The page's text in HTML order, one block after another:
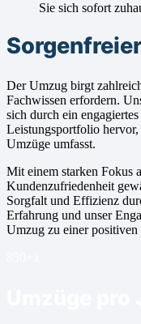
Sie sich sofort
Der Umzug birgt
Fachwissen erfordern.
sich durch ein
Leistungsportfolio
Umzüge umfasst.
Mit einem starken Fokus
Kundenzufriedenheit
Sorgfalt und Effizienz
Erfahrung und unser
Umzug zu einer positiven